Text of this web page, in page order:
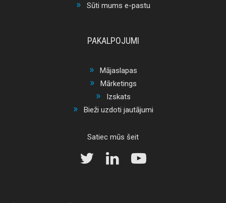
Sūti mums e-pastu
PAKALPOJUMI
Mājaslapas
Mārketings
Izskats
Bieži uzdoti jautājumi
Satiec mūs šeit